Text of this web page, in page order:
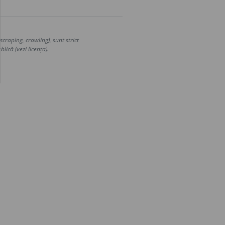
crawling), sunt strict
(vezi licența).